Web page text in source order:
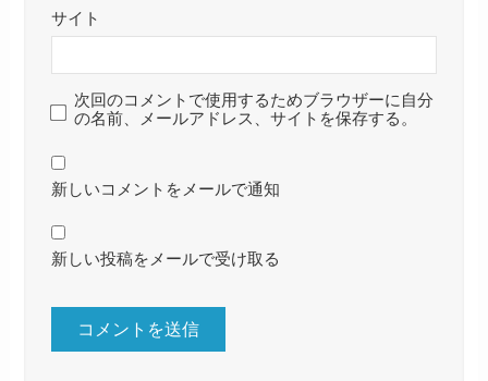
サイト
次回のコメントで使用するためブラウザーに自分
の名前、メールアドレス、サイトを保存する。
新しいコメントをメールで通知
新しい投稿をメールで受け取る